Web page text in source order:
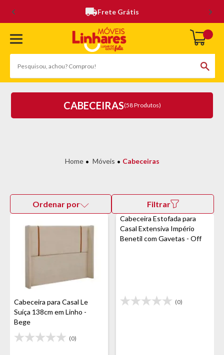
Frete Grátis
CABECEIRAS(58 Produtos)
Móveis Cabeceiras
Ordenar por Filtrar
Cabeceira para Casal Le
Suíça 138cm em Linho -
Bege
(0)
Cabeceira Estofada para
Casal Extensiva Império
Benetil com Gavetas - Off
(0)